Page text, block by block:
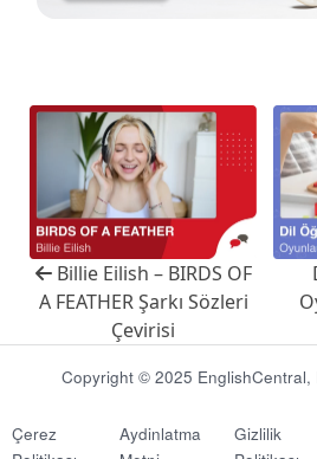
Billie Eilish – BIRDS OF
A FEATHER Şarkı Sözleri
Çevirisi
Copyright © 2025 EnglishCentral,
Çerez
Aydinlatma
Gizlilik